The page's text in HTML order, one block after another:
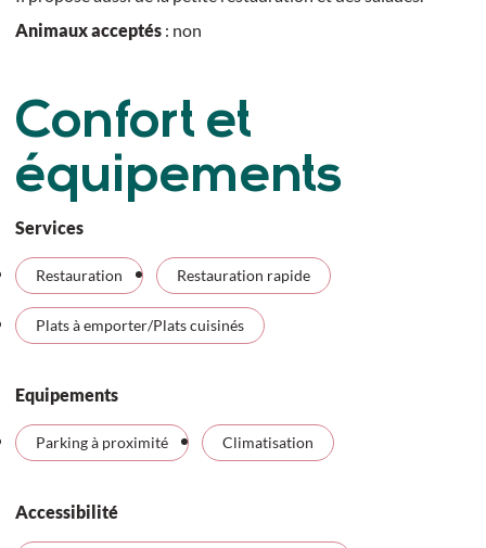
Animaux acceptés: non
Confort et
équipements
Services
Restauration Restauration rapide
Plats à emporter/Plats cuisinés
Equipements
Parking à proximité Climatisation
Accessibilité